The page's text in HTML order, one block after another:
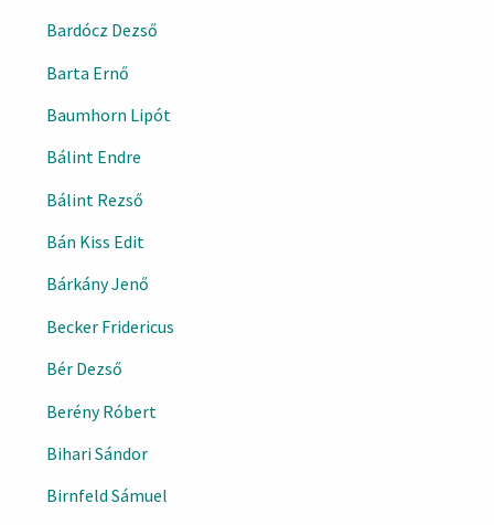
Bardócz Dezső
Barta Ernő
Baumhorn Lipót
Bálint Endre
Bálint Rezső
Bán Kiss Edit
Bárkány Jenő
Becker Fridericus
Bér Dezső
Berény Róbert
Bihari Sándor
Birnfeld Sámuel